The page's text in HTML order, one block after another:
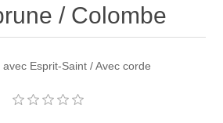
/ Colombe
avec Esprit-Saint / Avec corde